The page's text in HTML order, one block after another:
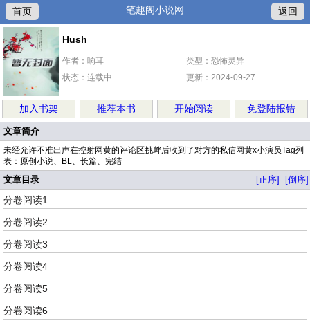
首页 笔趣阁小说网 返回
Hush
作者：响耳
类型：恐怖灵异
状态：连载中
更新：2024-09-27
加入书架 推荐本书 开始阅读 免登陆报错
文章简介
未经允许不准出声在控射网黄的评论区挑衅后收到了对方的私信网黄x小演员Tag列
表：原创小说、BL、长篇、完结
文章目录 [正序] [倒序]
分卷阅读1
分卷阅读2
分卷阅读3
分卷阅读4
分卷阅读5
分卷阅读6